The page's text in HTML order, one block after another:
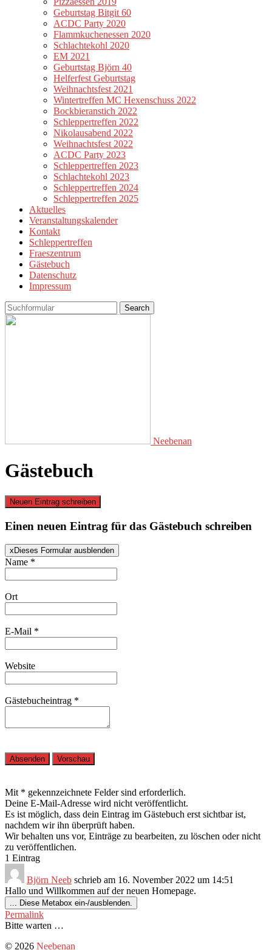
Geburtstag Bitgit 60
ACDC Party 2020
Flammkuchenessen 2020
Schlachtekohl 2020
EM 2021
Geburtstag Björn 40
Helferfest Geburtstag
Weihnachtsfest 2021
Wintertreffen MC Hexenschuss 2022
Bockbieranstich 2022
Schleppertreffen 2022
Nikolausabend 2022
Weihnachtsfest 2022
ACDC Party 2023
Schleppertreffen 2023
Schlachtekohl 2023
Schleppertreffen 2024
Schleppertreffen 2025
Aktuelles
Veranstaltungskalender
Kontakt
Schleppertreffen
Fraeszentrum
Gästebuch
Datenschutz
Impressum
Search
Neebenan
Gästebuch
Einen neuen Eintrag für das Gästebuch schreiben
x Dieses Formular ausblenden
Name *
Ort
E-Mail *
Website
Gästebucheintrag *
Mit * gekennzeichnete Felder sind erforderlich.
Deine E-Mail-Adresse wird nicht veröffentlicht.
Es ist möglich, dass dein Eintrag im Gästebuch erst sichtbar ist,
nachdem wir ihn überprüft haben.
Wir behalten uns vor, Einträge zu bearbeiten, zu löschen oder nicht
zu veröffentlichen.
1 Eintrag
Björn Neeb schrieb am 16. November 2022 um 14:51
Hallo und Willkommen auf der neuen Homepage.
... Diese Metabox ein-/ausblenden.
Permalink
Bitte warten …
© 2026 Neebenan